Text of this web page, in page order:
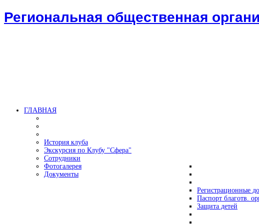
Региональная общественная
ГЛАВНАЯ
История клуба
Экскурсия по Клубу "Сфера"
Сотрудники
Фотогалерея
Документы
Регистрационные
Паспорт благотв.
Защита детей